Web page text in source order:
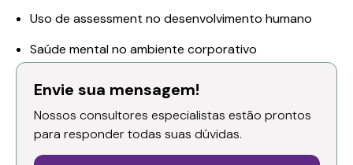
Uso de assessment no desenvolvimento humano
Saúde mental no ambiente corporativo
Envie sua mensagem!
Nossos consultores especialistas estão prontos
para responder todas suas dúvidas.